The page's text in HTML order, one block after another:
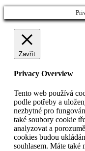
Zavřít
Privacy Overview
Tento web používá
podle potřeby a
nezbytné pro
také soubory cookie
analyzovat a
cookies budou
souhlasem. Máte také